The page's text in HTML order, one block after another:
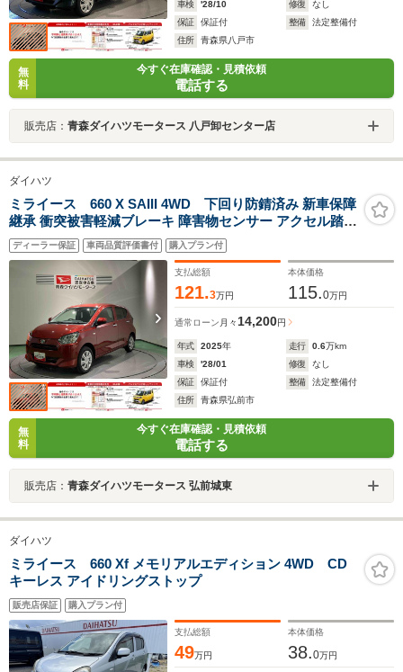
車検
'28/10 修復
なし
保証
保証付 整備
法定整備付
住所
青森県八戸市
無
料
今すぐ在庫確認・見積依頼
電話する
販売店： 青森ダイハツモータース 八戸卸センター店
ダイハツ
ミライース 660 X SAIII 4WD 下回り防錆済み 新車保障
継承 衝突被害軽減ブレーキ 障害物センサー アクセル踏み
間違い防止装置
ディーラー保証 車両品質評価書付 購入プラン付
支払総額
121.3万円
本体価格
115.0万円
通常ローン 月々 14,200円
年式 2025年 走行 0.6万km
車検
'28/01 修復
なし
保証
保証付 整備
法定整備付
住所
青森県弘前市
無
料
今すぐ在庫確認・見積依頼
電話する
販売店： 青森ダイハツモータース 弘前城東
ダイハツ
ミライース 660 Xf メモリアルエディション 4WD CD
キーレス アイドリングストップ
販売店保証 購入プラン付
支払総額
49万円
本体価格
38.0万円